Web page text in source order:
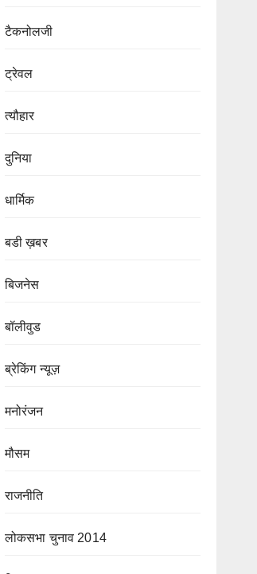
टैकनोलजी
ट्रेवल
त्यौहार
दुनिया
धार्मिक
बडी ख़बर
बिजनेस
बॉलीवुड
ब्रेकिंग न्यूज़
मनोरंजन
मौसम
राजनीति
लोकसभा चुनाव 2014